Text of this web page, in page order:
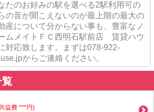
たのお好みの駅を選べる2駅利用可の
の音が聞こえないのが最上階の最大の
産について分からない事も、豊富なノ
ムメイトＦＣ西明石駅前店 賃貸ハウ
対応致します。まずは078-922-
からご連絡ください。
覧
益費 ***円)